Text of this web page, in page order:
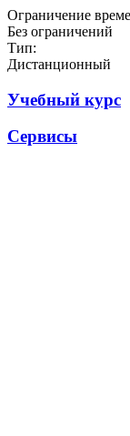
Ограничение
Без ограничений
Тип:
Дистанционный
Учебный курс
Сервисы